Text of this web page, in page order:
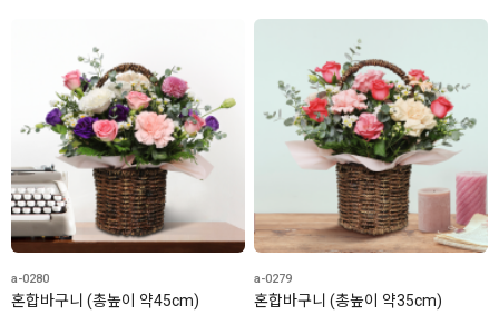
a-0280
혼합바구니 (총높이 약45cm)
a-0279
혼합바구니 (총높이 약35cm)